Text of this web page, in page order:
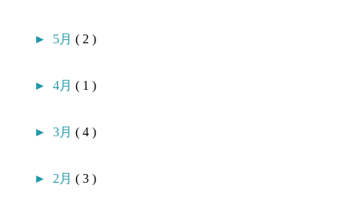
► 5月( 2 )
►4月( 1 )
►3月( 4 )
► 2月( 3 )